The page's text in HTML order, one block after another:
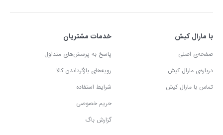
با مارال کیش
صفحه‌ی اصلی
درباره‌ی مارال کیش
تماس با مارال کیش
خدمات مشتریان
پاسخ به پرسش‌های متداول
رویه‌های بازگرداندن کالا
شرایط استفاده
حریم خصوصی
گزارش باگ